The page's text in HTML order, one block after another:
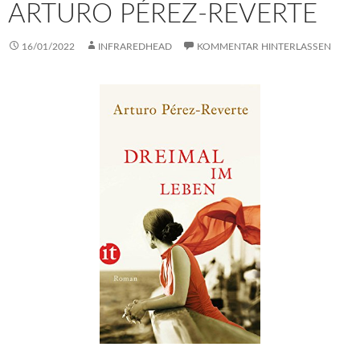
ARTURO PÉREZ-REVERTE
16/01/2022 INFRAREDHEAD KOMMENTAR HINTERLASSEN